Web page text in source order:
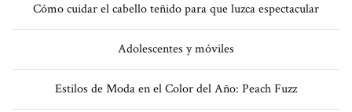
Cómo cuidar el cabello teñido para que luzca espectacular
Adolescentes y móviles
Estilos de Moda en el Color del Año: Peach Fuzz